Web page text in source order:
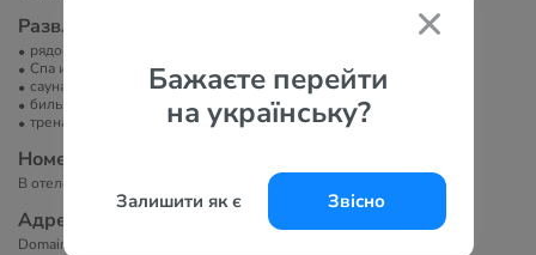
Бажаєте перейти
на українську?
Залишити як є Звісно
Развлечение и спорт
рядом подъёмник (до 600 м)
Спа или велнес-центр
сауна/баня/хамам
бильярд
тренажерный зал
Номера
В отеле 97 номеров.
Адрес
Domaine de La Plagne, Le Biolet, 73210, Aime La Plagne, France